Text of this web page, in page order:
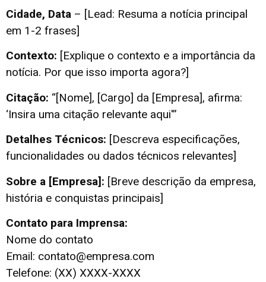
Cidade, Data – [Lead: Resuma a notícia principal
em 1-2 frases]
Contexto: [Explique o contexto e a importância da
notícia. Por que isso importa agora?]
Citação: “[Nome], [Cargo] da [Empresa], afirma:
‘Insira uma citação relevante aqui'”
Detalhes Técnicos: [Descreva especificações,
funcionalidades ou dados técnicos relevantes]
Sobre a [Empresa]: [Breve descrição da empresa,
história e conquistas principais]
Contato para Imprensa:
Nome do contato
Email: contato@empresa.com
Telefone: (XX) XXXX-XXXX